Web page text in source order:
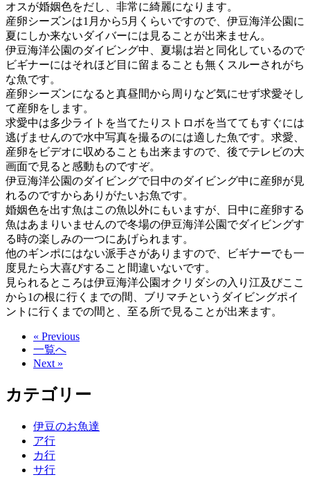
オスが婚姻色をだし、非常に綺麗になります。
産卵シーズンは1月から5月くらいですので、伊豆海洋公園に
夏にしか来ないダイバーには見ることが出来ません。
伊豆海洋公園のダイビング中、夏場は岩と同化しているので
ビギナーにはそれほど目に留まることも無くスルーされがち
な魚です。
産卵シーズンになると真昼間から周りなど気にせず求愛そし
て産卵をします。
求愛中は多少ライトを当てたりストロボを当ててもすぐには
逃げませんので水中写真を撮るのには適した魚です。求愛、
産卵をビデオに収めることも出来ますので、後でテレビの大
画面で見ると感動ものですぞ。
伊豆海洋公園のダイビングで日中のダイビング中に産卵が見
れるのですからありがたいお魚です。
婚姻色を出す魚はこの魚以外にもいますが、日中に産卵する
魚はあまりいませんので冬場の伊豆海洋公園でダイビングす
る時の楽しみの一つにあげられます。
他のギンポにはない派手さがありますので、ビギナーでも一
度見たら大喜びすること間違いないです。
見られるところは伊豆海洋公園オクリダシの入り江及びここ
から1の根に行くまでの間、ブリマチというダイビングポイ
ントに行くまでの間と、至る所で見ることが出来ます。
« Previous
一覧へ
Next »
カテゴリー
伊豆のお魚達
ア行
カ行
サ行